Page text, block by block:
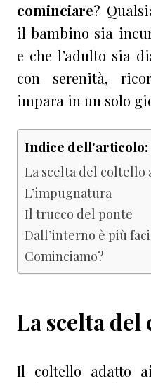
cominciare?
il bambino sia
e che l’adulto sia
con serenità,
impara in un solo
Indice dell'articolo:
La scelta del coltello
L’impugnatura
Il trucco del ponte
Dall’interno è più
Cominciamo?
La scelta
Il coltello adatto